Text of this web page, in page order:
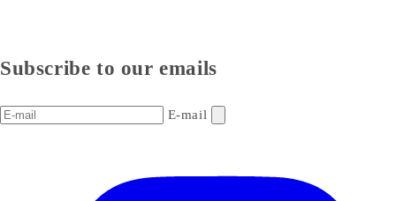
Subscribe to our emails
E-mail